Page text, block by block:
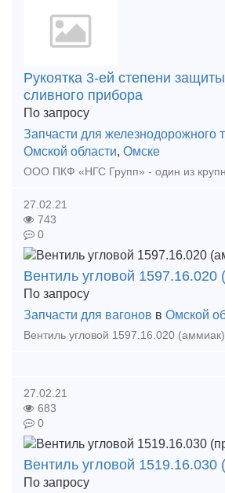
Рукоятка 3-ей степени
сливного прибора
По запросу
Запчасти для железнодорожного
Омской области, Омске
27.02.21
743
0
Вентиль угловой 1597.16.020
По запросу
Запчасти для вагонов в Омской
27.02.21
683
0
Вентиль угловой 1519.16.030
По запросу